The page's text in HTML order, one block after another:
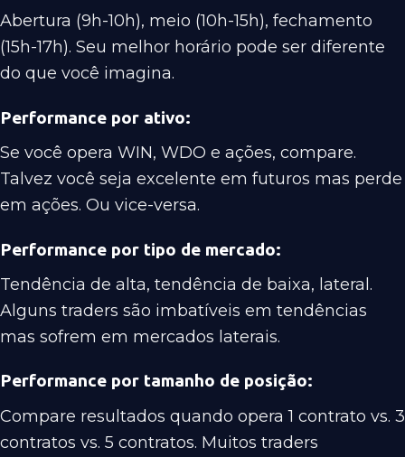
Abertura (9h-10h), meio (10h-15h), fechamento
(15h-17h). Seu melhor horário pode ser diferente
do que você imagina.
Performance por ativo:
Se você opera WIN, WDO e ações, compare.
Talvez você seja excelente em futuros mas perde
em ações. Ou vice-versa.
Performance por tipo de mercado:
Tendência de alta, tendência de baixa, lateral.
Alguns traders são imbatíveis em tendências
mas sofrem em mercados laterais.
Performance por tamanho de posição:
Compare resultados quando opera 1 contrato vs. 3
contratos vs. 5 contratos. Muitos traders